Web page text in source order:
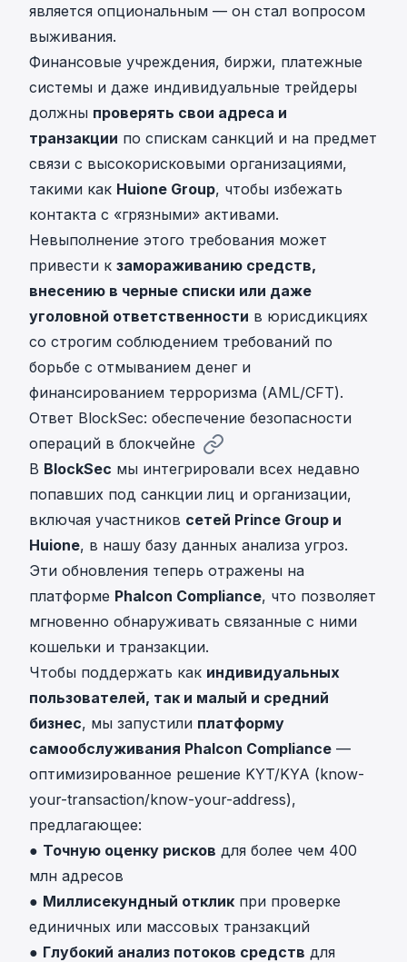
является опциональным — он стал вопросом
выживания.
Финансовые учреждения, биржи, платежные
системы и даже индивидуальные трейдеры
должны проверять свои адреса и
транзакции по спискам санкций и на предмет
связи с высокорисковыми организациями,
такими как Huione Group, чтобы избежать
контакта с «грязными» активами.
Невыполнение этого требования может
привести к замораживанию средств,
внесению в черные списки или даже
уголовной ответственности в юрисдикциях
со строгим соблюдением требований по
борьбе с отмыванием денег и
финансированием терроризма (AML/CFT).
Ответ BlockSec: обеспечение безопасности
операций в блокчейне
В BlockSec мы интегрировали всех недавно
попавших под санкции лиц и организации,
включая участников сетей Prince Group и
Huione, в нашу базу данных анализа угроз.
Эти обновления теперь отражены на
платформе Phalcon Compliance, что позволяет
мгновенно обнаруживать связанные с ними
кошельки и транзакции.
Чтобы поддержать как индивидуальных
пользователей, так и малый и средний
бизнес, мы запустили платформу
самообслуживания Phalcon Compliance —
оптимизированное решение KYT/KYA (know-
your-transaction/know-your-address),
предлагающее:
● Точную оценку рисков для более чем 400
млн адресов
● Миллисекундный отклик при проверке
единичных или массовых транзакций
● Глубокий анализ потоков средств для